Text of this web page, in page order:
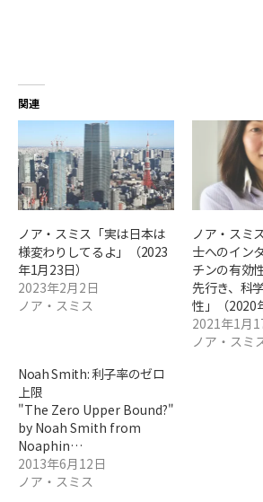
関連
ノア・スミス「実は日本は
様変わりしてるよ」（2023
年1月23日）
2023年2月2日
ノア・スミス
ノア・スミ
士へのイン
チンの有効
先行き、科
性」（2020
2021年1月
ノア・スミ
Noah Smith: 利子率のゼロ
上限
"The Zero Upper Bound?"
by Noah Smith from
Noaphin…
2013年6月12日
ノア・スミス